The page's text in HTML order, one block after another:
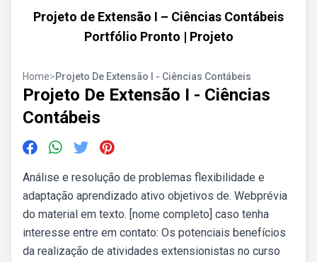
Projeto de Extensão I – Ciências Contábeis
Portfólio Pronto | Projeto
Home>Projeto De Extensão I - Ciências Contábeis
Projeto De Extensão I - Ciências
Contábeis
Análise e resolução de problemas flexibilidade e
adaptação aprendizado ativo objetivos de. Webprévia
do material em texto. [nome completo] caso tenha
interesse entre em contato: Os potenciais benefícios
da realização de atividades extensionistas no curso